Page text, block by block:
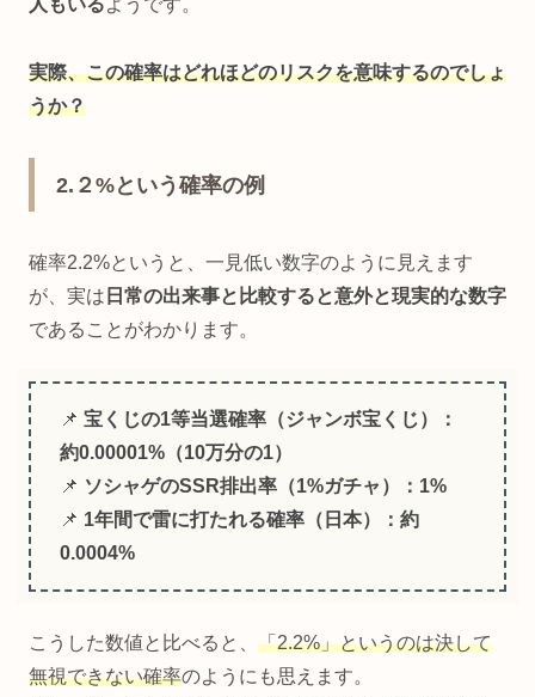
人もいるようです。
実際、この確率はどれほどのリスクを意味するのでしょ
うか？
2.２%という確率の例
確率2.2%というと、一見低い数字のように見えます
が、実は 日常の出来事と比較すると意外と現実的な数字
であることがわかります。
📌 宝くじの1等当選確率（ジャンボ宝くじ）：
約0.00001%（10万分の1）
📌 ソシャゲのSSR排出率（1%ガチャ）：1%
📌 1年間で雷に打たれる確率（日本）：約
0.0004%
こうした数値と比べると、 「2.2%」というのは決して
無視できない確率のようにも思えます。